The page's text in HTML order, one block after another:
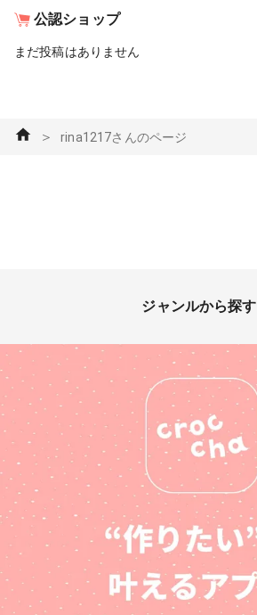
公認ショップ
まだ投稿はありません
＞ rina1217さんのページ
ジャンルから探す